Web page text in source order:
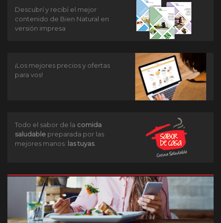
Descubrí y recibí el mejor
contenido de Bien Natural en
versión impresa
¡Los mejores precios y ofertas
para vos!
Todo el sabor de la comida
saludable preparada por las
mejores manos: las tuyas.